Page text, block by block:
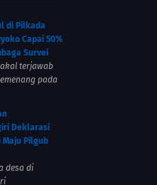
di Pilkada
Capai 50%
Survei
terjawab
pada
Deklarasi
Maju Pilgub
desa di